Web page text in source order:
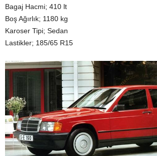
Bagaj Hacmi; 410 lt
Boş Ağırlık; 1180 kg
Karoser Tipi; Sedan
Lastikler; 185/65 R15